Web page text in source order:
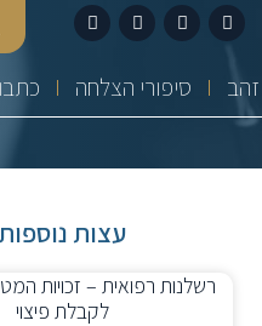
סיפורי הצלחה
עצות נוספות
רשלנות רפואית – זכויות
לקבלת פיצוי